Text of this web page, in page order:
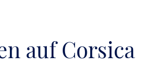
auf Corsica